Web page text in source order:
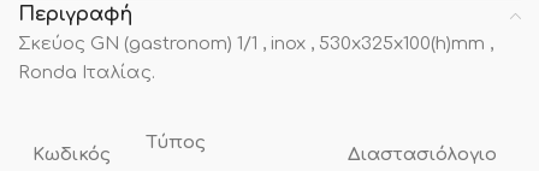
Περιγραφή
Σκεύος GN (gastronom) 1/1 , inox , 530x325x100(h)mm ,
Ronda Ιταλίας.
Κωδικός
Τύπος
Διαστασιόλογιο